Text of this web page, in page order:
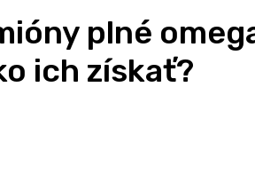
plné
ich získať?